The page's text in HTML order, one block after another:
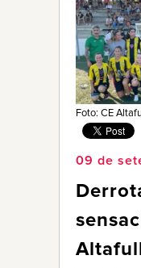
Foto: CE
09 de